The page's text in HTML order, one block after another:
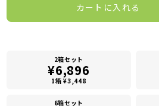
カートに入れる
2箱セット
¥6,896
1箱 ¥3,448
6箱セット